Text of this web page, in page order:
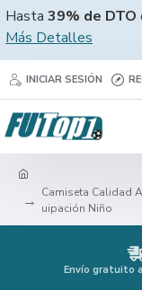
Hasta 39% de DTO
Más Detalles
INICIAR SESIÓN
Camiseta Calidad
uipación Niño
Envío gratuito